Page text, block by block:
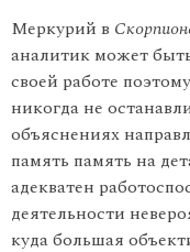
Меркурий в
аналитик может
своей работе
никогда не
объяснениях
память память на
адекватен
деятельности
куда большая